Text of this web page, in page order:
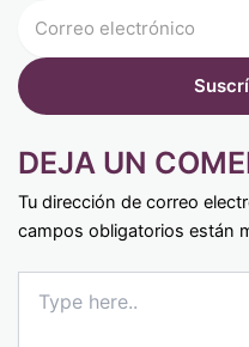
DEJA UN
Tu dirección de correo
campos obligatorios están
here..